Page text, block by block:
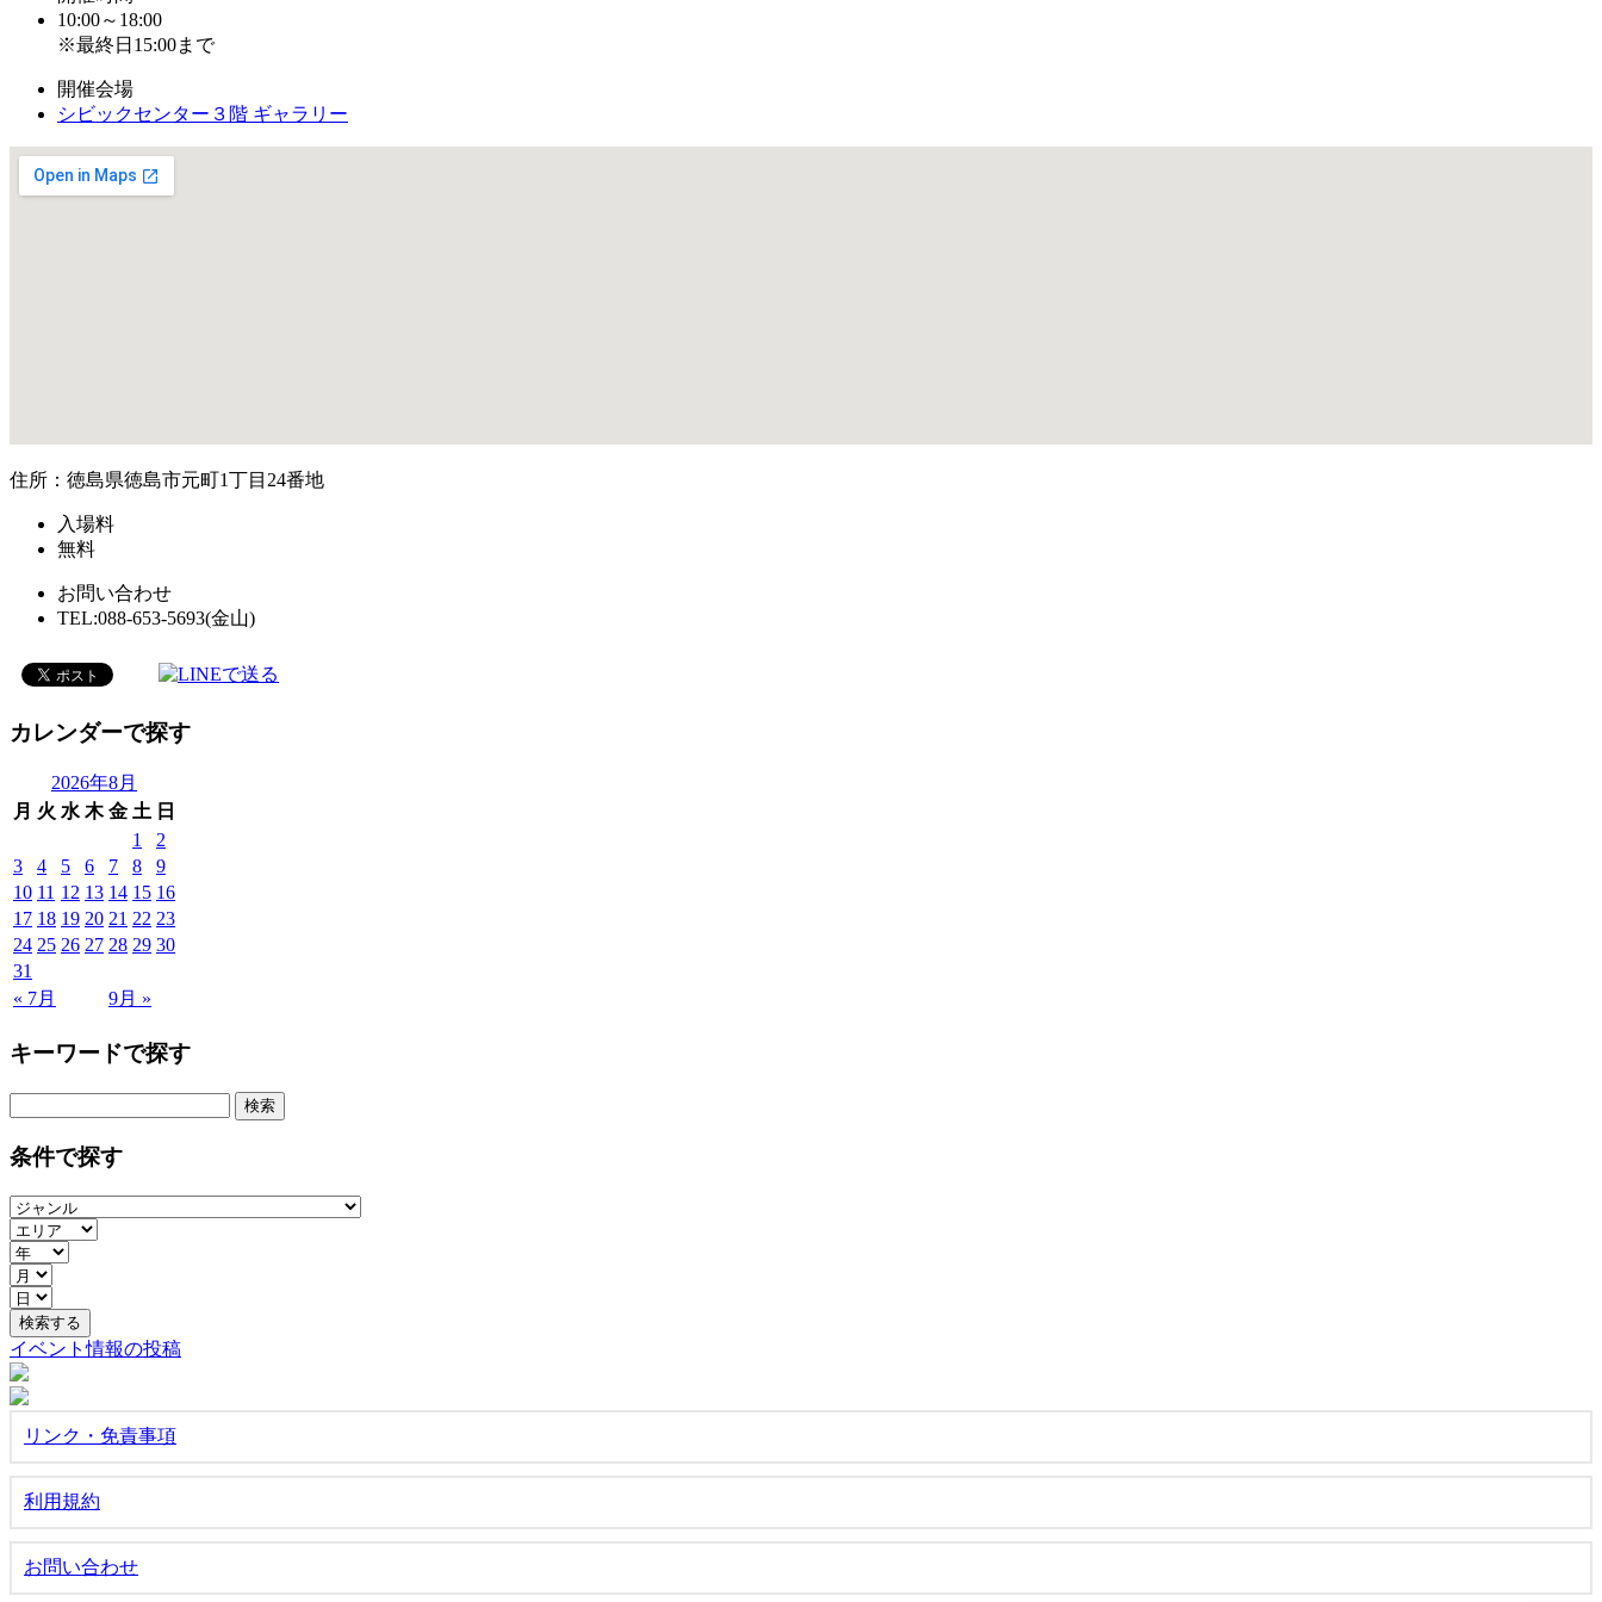
10:00～18:00
※最終日15:00まで
開催会場
シビックセンター３階 ギャラリー
住所：徳島県徳島市元町1丁目24番地
入場料
無料
お問い合わせ
TEL:088-653-5693(金山)
カレンダーで探す
2026年8月
月 火 水 木 金 土 日
« 7月 9月 »
1
2
3
4 5 6 7 8
9
10 11 12 13 14 15 16
17 18 19 20 21 22 23
24 25 26 27 28 29 30
31
キーワードで探す
条件で探す
イベント情報の投稿
リンク・免責事項
利用規約
お問い合わせ